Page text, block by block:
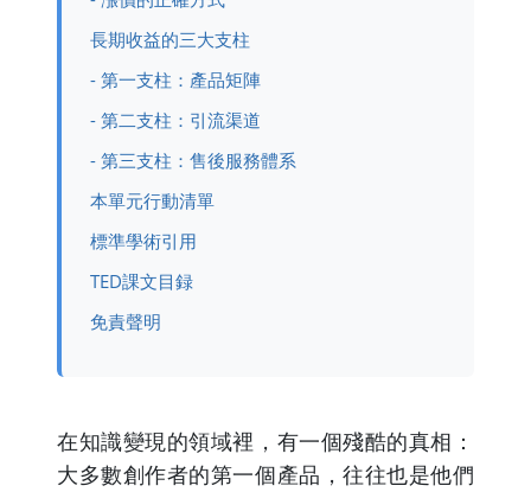
長期收益的三大支柱
- 第一支柱：產品矩陣
- 第二支柱：引流渠道
- 第三支柱：售後服務體系
本單元行動清單
標準學術引用
TED課文目録
免責聲明
在知識變現的領域裡，有一個殘酷的真相：
大多數創作者的第一個產品，往往也是他們